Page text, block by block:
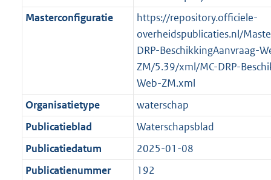
m
:
2
K
b
e
:
2
K
b
Masterconfiguratie
https://repository.officiele-
overheidspublicaties.nl/
DRP-BeschikkingAanvraag-
ZM/5.39/xml/MC-DRP-
Web-ZM.xml
Organisatietype
waterschap
Publicatieblad
Waterschapsblad
Publicatiedatum
2025-01-08
Publicatienummer
192